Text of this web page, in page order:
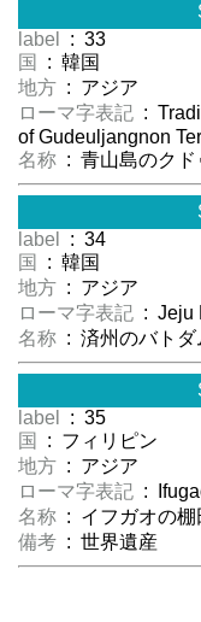
label
: 33
国
: 韓国
地方 : アジア
ローマ字表記 :
of Gudeuljangnon
名称 : 青山島のクド
label
: 34
国
: 韓国
地方 : アジア
ローマ字表記 : Jeju
名称 : 済州のバトダ
label
: 35
国
: フィリピン
地方 : アジア
ローマ字表記 :
名称 : イフガオの棚
備考 : 世界遺産